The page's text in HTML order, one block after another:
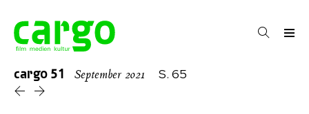
cargo 51 September 2021 S. 65